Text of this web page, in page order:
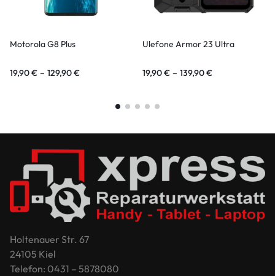
Motorola G8 Plus
19,90€ – 129,90€
Ulefone Armor 23 Ultra
19,90€ – 139,90€
Holtenauer Str. 67
24105 Kiel
Telefon: 0431 – 5878080